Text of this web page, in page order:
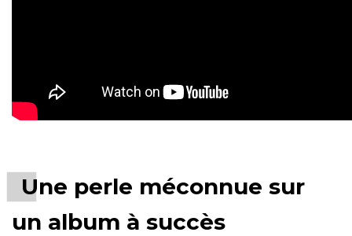
Une perle méconnue sur
un album à succès